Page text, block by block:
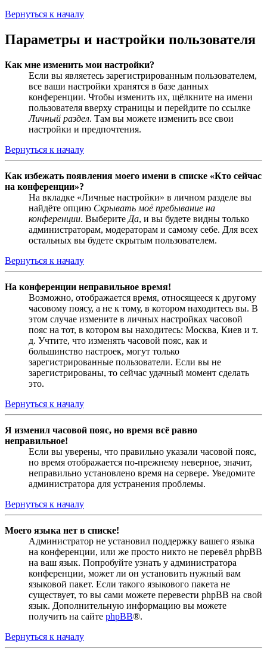
Вернуться к началу
Параметры и настройки пользователя
Как мне изменить мои настройки?
Если вы являетесь зарегистрированным пользователем,
все ваши настройки хранятся в базе данных
конференции. Чтобы изменить их, щёлкните на имени
пользователя вверху страницы и перейдите по ссылке
Личный раздел. Там вы можете изменить все свои
настройки и предпочтения.
Вернуться к началу
Как избежать появления моего имени в списке «Кто сейчас
на конференции»?
На вкладке «Личные настройки» в личном разделе вы
найдёте опцию Скрывать моё пребывание на
конференции. Выберите Да, и вы будете видны только
администраторам, модераторам и самому себе. Для всех
остальных вы будете скрытым пользователем.
Вернуться к началу
На конференции неправильное время!
Возможно, отображается время, относящееся к другому
часовому поясу, а не к тому, в котором находитесь вы. В
этом случае измените в личных настройках часовой
пояс на тот, в котором вы находитесь: Москва, Киев и т.
д. Учтите, что изменять часовой пояс, как и
большинство настроек, могут только
зарегистрированные пользователи. Если вы не
зарегистрированы, то сейчас удачный момент сделать
это.
Вернуться к началу
Я изменил часовой пояс, но время всё равно
неправильное!
Если вы уверены, что правильно указали часовой пояс,
но время отображается по-прежнему неверное, значит,
неправильно установлено время на сервере. Уведомите
администратора для устранения проблемы.
Вернуться к началу
Моего языка нет в списке!
Администратор не установил поддержку вашего языка
на конференции, или же просто никто не перевёл phpBB
на ваш язык. Попробуйте узнать у администратора
конференции, может ли он установить нужный вам
языковой пакет. Если такого языкового пакета не
существует, то вы сами можете перевести phpBB на свой
язык. Дополнительную информацию вы можете
получить на сайте phpBB®.
Вернуться к началу